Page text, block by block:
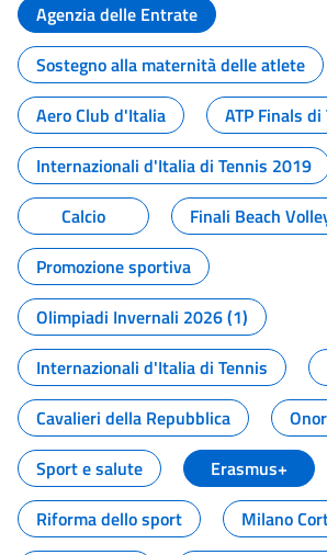
Agenzia delle Entrate
Sostegno alla maternità delle atlete
Aero Club d'Italia
ATP Finals di
Internazionali d'Italia di Tennis 2019
Calcio
Finali Beach
Promozione sportiva
Olimpiadi Invernali 2026 (1)
Internazionali d'Italia di Tennis
Cavalieri della Repubblica
Sport e salute
Erasmus+
Riforma dello sport
Milano